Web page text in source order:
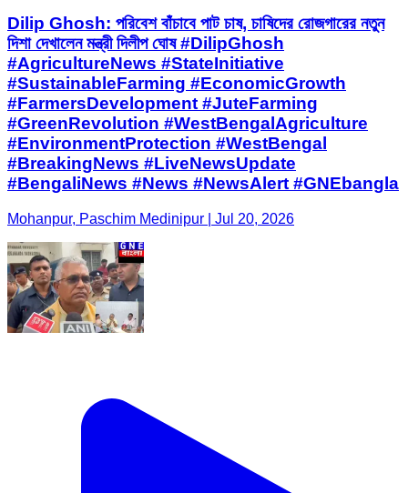
Dilip Ghosh: পরিবেশ বাঁচাবে পাট চাষ, চাষিদের রোজগারের নতুন
দিশা দেখালেন মন্ত্রী দিলীপ ঘোষ #DilipGhosh
#AgricultureNews #StateInitiative
#SustainableFarming #EconomicGrowth
#FarmersDevelopment #JuteFarming
#GreenRevolution #WestBengalAgriculture
#EnvironmentProtection #WestBengal
#BreakingNews #LiveNewsUpdate
#BengaliNews #News #NewsAlert #GNEbangla
Mohanpur, Paschim Medinipur | Jul 20, 2026